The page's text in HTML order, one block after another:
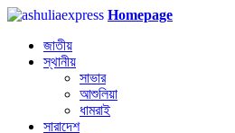
Homepage
জাতীয়
স্থানীয়
সাভার
আশুলিয়া
ধামরাই
সারাদেশ